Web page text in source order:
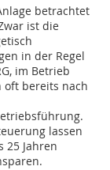
betrachtet
ist die
in der Regel
im Betrieb
oft bereits nach
lassen
25 Jahren